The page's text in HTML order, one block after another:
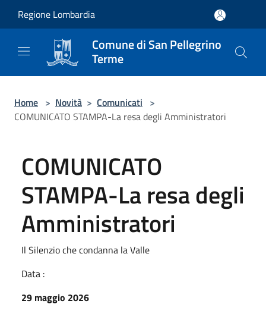
Regione Lombardia
Comune di San Pellegrino
Terme
Home > Novità > Comunicati >
COMUNICATO STAMPA-La resa degli Amministratori
COMUNICATO
STAMPA-La resa degli
Amministratori
Il Silenzio che condanna la Valle
Data :
29 maggio 2026